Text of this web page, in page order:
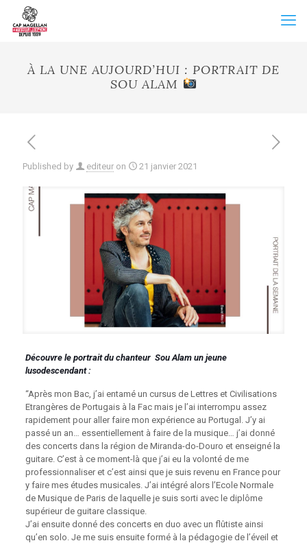
À LA UNE AUJOURD’HUI : PORTRAIT DE
SOU ALAM ⁠
Published by editeur on 21 janvier 2021
Découvre le portrait du chanteur Sou Alam un jeune
lusodescendant :
“Après mon Bac, j’ai entamé un cursus de Lettres et Civilisations
Etrangères de Portugais à la Fac mais je l’ai interrompu assez
rapidement pour aller faire mon expérience au Portugal. J’y ai
passé un an… essentiellement à faire de la musique… j’ai donné
des concerts dans la région de Miranda-do-Douro et enseigné la
guitare. C’est à ce moment-là que j’ai eu la volonté de me
professionnaliser et c’est ainsi que je suis revenu en France pour
y faire mes études musicales. J’ai intégré alors l’Ecole Normale
de Musique de Paris de laquelle je suis sorti avec le diplôme
supérieur de guitare classique.
J’ai ensuite donné des concerts en duo avec un flûtiste ainsi
qu’en solo. Je me suis ensuite formé à la pédagogie de l’éveil et